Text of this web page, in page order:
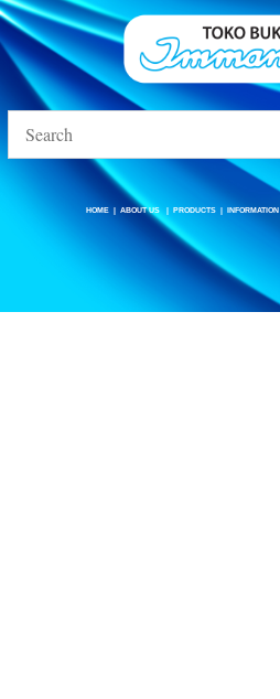
ABOUT US
HOME |ABOUT US |PRODUCTS |INFORMATION